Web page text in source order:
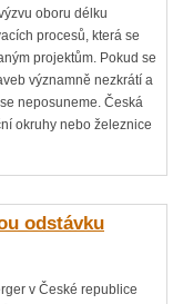
oboru délku
procesů, která se
projektům. Pokud se
významně nezkrátí a
neposuneme. Česká
okruhy nebo železnice
odstávku
v České republice